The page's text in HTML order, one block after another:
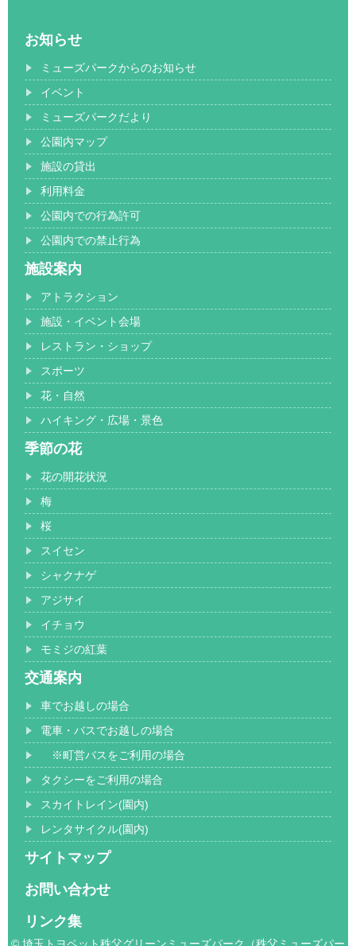
お知らせ
ミューズパークからのお知らせ
イベント
ミューズパークだより
公園内マップ
施設の貸出
利用料金
公園内での行為許可
公園内での禁止行為
施設案内
アトラクション
施設・イベント会場
レストラン・ショップ
スポーツ
花・自然
ハイキング・広場・景色
季節の花
花の開花状況
梅
桜
スイセン
シャクナゲ
アジサイ
イチョウ
モミジの紅葉
交通案内
車でお越しの場合
電車・バスでお越しの場合
※町営バスをご利用の場合
タクシーをご利用の場合
スカイトレイン(園内)
レンタサイクル(園内)
サイトマップ
お問い合わせ
リンク集
© 埼玉トヨペット秩父グリーンミューズパーク（秩父ミューズパー